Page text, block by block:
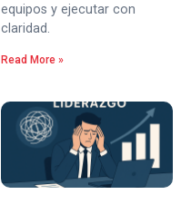
equipos y ejecutar con
claridad.
Read More »